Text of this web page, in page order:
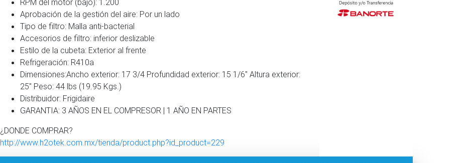
Aprobación de la gestión del aire: Por un lado
Tipo de filtro: Malla anti-bacterial
Accesorios de filtro: inferior deslizable
Estilo de la cubeta: Exterior al frente
Refrigeración: R410a
Dimensiones:Ancho exterior: 17 3/4 Profundidad exterior: 15 1/6″ Altura exterior:
25″ Peso: 44 lbs (19.95 Kgs.)
Distribuidor: Frigidaire
GARANTIA: 3 AÑOS EN EL COMPRESOR | 1 AÑO EN PARTES
¿DONDE COMPRAR?
http://www.h2otek.com.mx/tienda/product.php?id_product=229